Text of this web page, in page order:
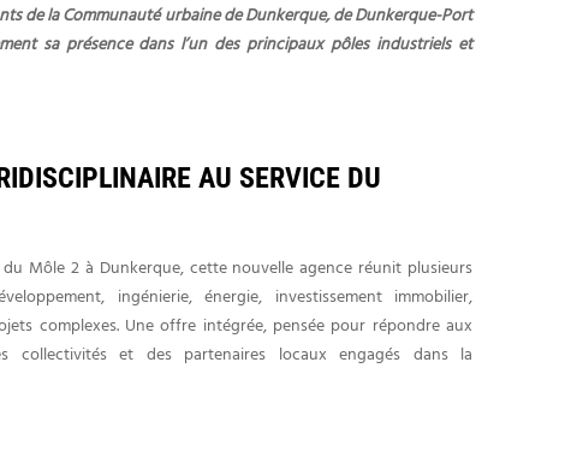
de la Communauté urbaine de Dunkerque, de Dunkerque-Port
sa présence dans l’un des principaux pôles industriels et
AU SERVICE DU
Môle 2 à Dunkerque, cette nouvelle agence réunit plusieurs
ingénierie, énergie, investissement immobilier,
complexes. Une offre intégrée, pensée pour répondre aux
collectivités et des partenaires locaux engagés dans la